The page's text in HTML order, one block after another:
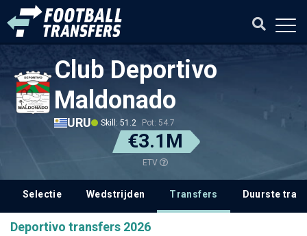
Club Deportivo
Maldonado
URU Skill: 51.2 Pot: 54.7
€3.1M
ETV
Selectie Wedstrijden Transfers Duurste
Deportivo transfers 2026